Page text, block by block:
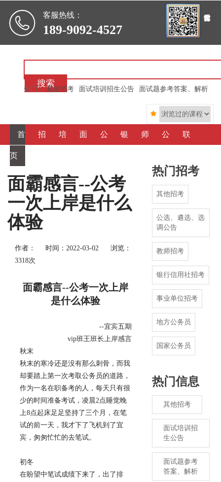
 客服热线：
189-9092-4527
搜索
热门：其他招考 面试培训招生公告 面试题参考答案、解析

首
页
招
息
培
息
面
得
公
遴
选
银
用
社
师 公
介
联
们
面霸感言--公考
一次上岸是什么
体验
作者： 时间：2022-03-02
浏览：
3318次
面霸感言--公考一次上岸
是什么体验
--宜宾五期
vip班王班长上岸感言
秋末
秋末的寒冷还是没有那么刺骨，而我
却要踏上第一次考取公务员的道路，
作为一名在职备考的人，每天只有很
少的时间准备考试，凌晨2点睡觉晚
上8点起床足足坚持了三个月，在笔
试的前一天，我才下了飞机到了宜
宾，匆匆忙忙的去笔试。
初冬
在盼望中笔试成绩下来了，出了排
热门招考
其他招考
公选、遴选、选
调公告
教师招考
银行信用社招考
事业单位招考
地方公务员
国家公务员
热门信息
其他招考
面试培训招
生公告
面试题参考
答案、解析